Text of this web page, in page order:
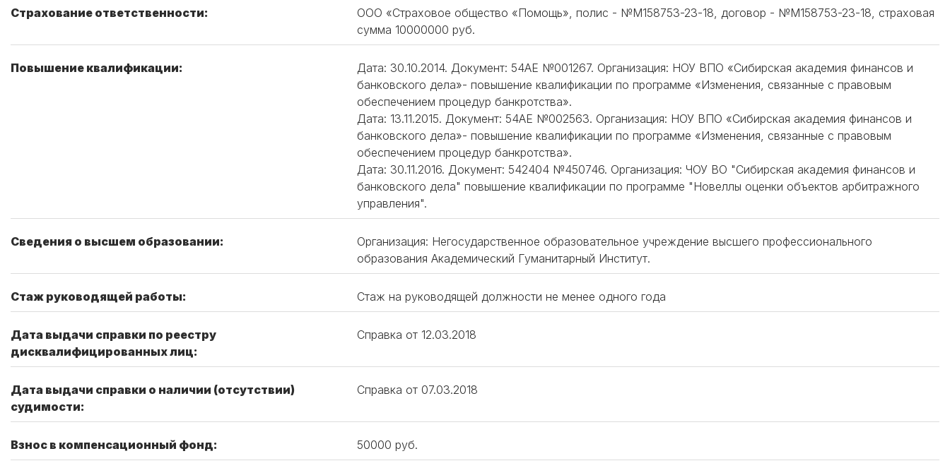
Страхование ответственности:
ООО «Страховое общество «Помощь», полис - №М158753-23-18, договор - №М158753-23-18, страховая
сумма 10000000 руб.
Повышение квалификации:
Дата: 30.10.2014. Документ: 54АЕ №001267. Организация: НОУ ВПО «Сибирская академия финансов и
банковского дела»- повышение квалификации по программе «Изменения, связанные с правовым
обеспечением процедур банкротства».
Дата: 13.11.2015. Документ: 54АЕ №002563. Организация: НОУ ВПО «Сибирская академия финансов и
банковского дела»- повышение квалификации по программе «Изменения, связанные с правовым
обеспечением процедур банкротства».
Дата: 30.11.2016. Документ: 542404 №450746. Организация: ЧОУ ВО "Сибирская академия финансов и
банковского дела" повышение квалификации по программе "Новеллы оценки объектов арбитражного
управления".
Сведения о высшем образовании:
Организация: Негосударственное образовательное учреждение высшего профессионального
образования Академический Гуманитарный Институт.
Стаж руководящей работы: Стаж на руководящей должности не менее одного года
Дата выдачи справки по реестру
дисквалифицированных лиц:
Справка от 12.03.2018
Дата выдачи справки о наличии (отсутствии)
судимости:
Справка от 07.03.2018
Взнос в компенсационный фонд: 50000 руб.